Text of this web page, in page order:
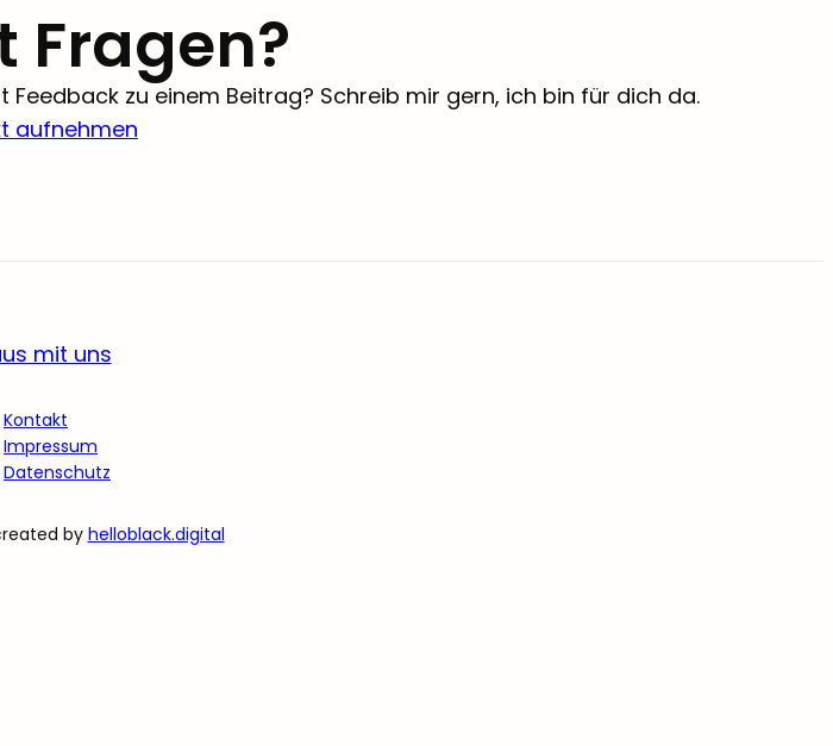
Fragen?
zu einem Beitrag? Schreib mir gern, ich bin für dich da.
aufnehmen
Kontakt
Impressum
Datenschutz
byhelloblack.digital